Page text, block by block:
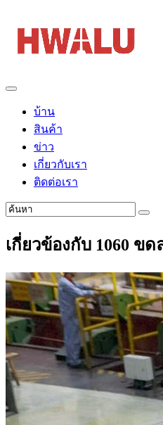
บ้าน
สินค้า
ข่าว
เกี่ยวกับเรา
ติดต่อเรา
เกี่ยวข้องกับ 1060 ข